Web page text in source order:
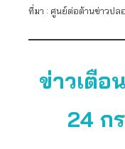
ที่มา : ศูนย์ต่อต้านข่าวปล
ข่าวเตือ
24 ก